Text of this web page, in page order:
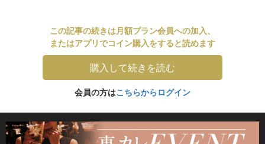
この記事の続きは月額プラン会員への加入、
またはアプリでコイン購入をすると読めます
購入して続きを読む
会員の方はこちらからログイン